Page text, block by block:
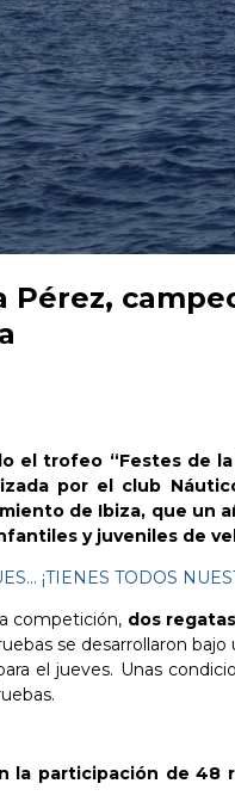
Pérez,
el trofeo “Festes de
por el club
de Ibiza, que un
y juveniles de
¡TIENES TODOS
competición, dos
se desarrollaron
el jueves. Unas
la participación de 48